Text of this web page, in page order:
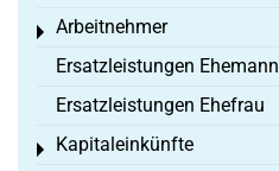
Arbeitnehmer
Toggle menu
Ersatzleistungen Ehemann
Ersatzleistungen Ehefrau
Kapitaleinkünfte
Toggle menu